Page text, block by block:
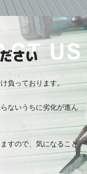
さい
負っております。
ないうちに劣化が進ん
すので、気になること